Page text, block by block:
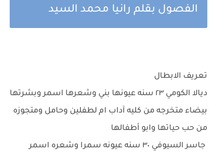
الفصول بقلم رانيا محمد السيد
تعريف الابطال
ديالا الكومي ٢٣ سنه عيونها بني وشعرها اسمر وبشرتها
بيضاء متخرجه من كليه آداب ام لطفلين وحامل ومتجوزه
من حب حياتها وابو أطفالها
جاسر السيوفي ٣٠ سنه عيونه سمرا وشعره اسمر